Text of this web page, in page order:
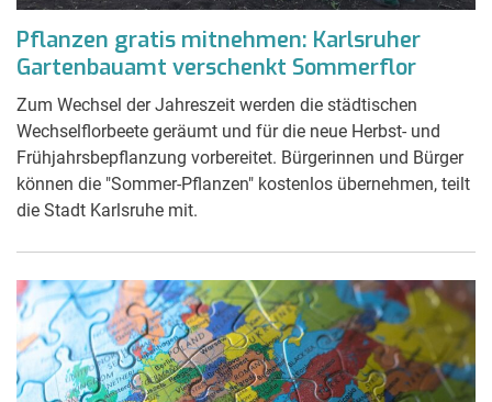
Pflanzen gratis mitnehmen: Karlsruher
Gartenbauamt verschenkt Sommerflor
Zum Wechsel der Jahreszeit werden die städtischen
Wechselflorbeete geräumt und für die neue Herbst- und
Frühjahrsbepflanzung vorbereitet. Bürgerinnen und Bürger
können die "Sommer-Pflanzen" kostenlos übernehmen, teilt
die Stadt Karlsruhe mit.